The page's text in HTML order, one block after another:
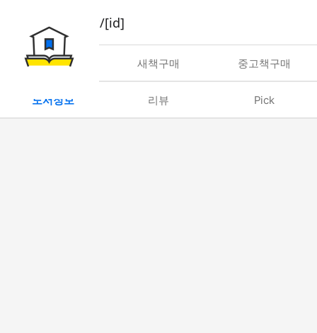
book/rent/[id]
대여 새책구매 중고책구매
도서정보 리뷰 Pick